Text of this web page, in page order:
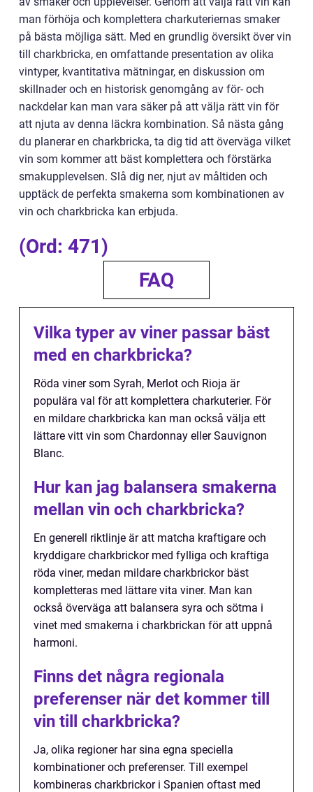
man förhöja och komplettera charkuteriernas smaker
på bästa möjliga sätt. Med en grundlig översikt över vin
till charkbricka, en omfattande presentation av olika
vintyper, kvantitativa mätningar, en diskussion om
skillnader och en historisk genomgång av för- och
nackdelar kan man vara säker på att välja rätt vin för
att njuta av denna läckra kombination. Så nästa gång
du planerar en charkbricka, ta dig tid att överväga vilket
vin som kommer att bäst komplettera och förstärka
smakupplevelsen. Slå dig ner, njut av måltiden och
upptäck de perfekta smakerna som kombinationen av
vin och charkbricka kan erbjuda.
(Ord: 471)
FAQ
Vilka typer av viner passar bäst
med en charkbricka?
Röda viner som Syrah, Merlot och Rioja är
populära val för att komplettera charkuterier. För
en mildare charkbricka kan man också välja ett
lättare vitt vin som Chardonnay eller Sauvignon
Blanc.
Hur kan jag balansera smakerna
mellan vin och charkbricka?
En generell riktlinje är att matcha kraftigare och
kryddigare charkbrickor med fylliga och kraftiga
röda viner, medan mildare charkbrickor bäst
kompletteras med lättare vita viner. Man kan
också överväga att balansera syra och sötma i
vinet med smakerna i charkbrickan för att uppnå
harmoni.
Finns det några regionala
preferenser när det kommer till
vin till charkbricka?
Ja, olika regioner har sina egna speciella
kombinationer och preferenser. Till exempel
kombineras charkbrickor i Spanien oftast med